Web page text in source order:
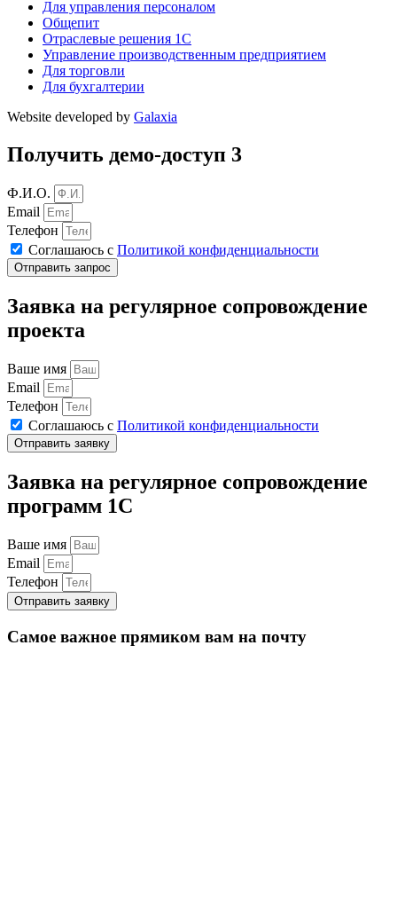
Для управления персоналом
Общепит
Отраслевые решения 1С
Управление производственным предприятием
Для торговли
Для бухгалтерии
Website developed by Galaxia
Получить демо-доступ 3
Ф.И.О.
Email
Телефон
Соглашаюсь с Политикой конфиденциальности
Отправить запрос
Заявка на регулярное сопровождение
проекта
Ваше имя
Email
Телефон
Соглашаюсь с Политикой конфиденциальности
Отправить заявку
Заявка на регулярное сопровождение
программ 1С
Ваше имя
Email
Телефон
Отправить заявку
Самое важное прямиком вам на почту